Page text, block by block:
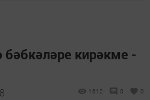
бәбкәләре кирәкме -
1612 0 0